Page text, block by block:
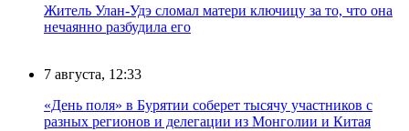
Житель Улан-Удэ сломал матери ключицу за то, что она
нечаянно разбудила его
7 августа, 12:33
«День поля» в Бурятии соберет тысячу участников с
разных регионов и делегации из Монголии и Китая